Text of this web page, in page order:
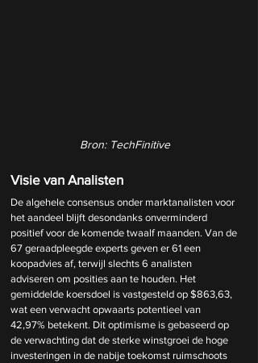
Bron: TechFinitive
Visie van Analisten
De algehele consensus onder marktanalisten voor
het aandeel blijft desondanks onverminderd
positief voor de komende twaalf maanden. Van de
67 geraadpleegde experts geven er 61 een
koopadvies af, terwijl slechts 6 analisten
adviseren om posities aan te houden. Het
gemiddelde koersdoel is vastgesteld op $863,63,
wat een verwacht opwaarts potentieel van
42,97% betekent. Dit optimisme is gebaseerd op
de verwachting dat de sterke winstgroei de hoge
investeringen in de nabije toekomst ruimschoots